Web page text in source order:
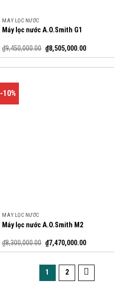
MÁY LỌC NƯỚC
Máy lọc nước A.O.Smith G1
₫9,450,000.00 ₫8,505,000.00
-10%
MÁY LỌC NƯỚC
Máy lọc nước A.O.Smith M2
₫8,300,000.00 ₫7,470,000.00
1 2